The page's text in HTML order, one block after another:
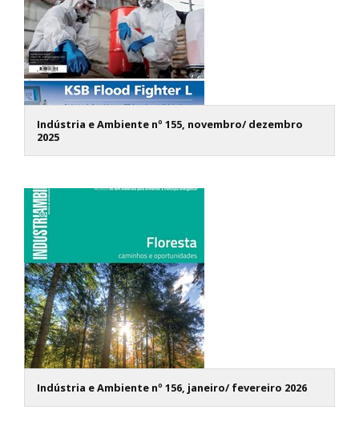
Indústria e Ambiente nº 155, novembro/ dezembro
2025
Indústria e Ambiente nº 156, janeiro/ fevereiro 2026